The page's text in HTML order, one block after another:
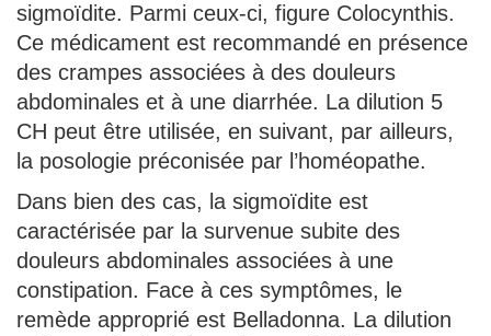
sigmoïdite. Parmi ceux-ci, figure Colocynthis.
Ce médicament est recommandé en présence
des crampes associées à des douleurs
abdominales et à une diarrhée. La dilution 5
CH peut être utilisée, en suivant, par ailleurs,
la posologie préconisée par l’homéopathe.
Dans bien des cas, la sigmoïdite est
caractérisée par la survenue subite des
douleurs abdominales associées à une
constipation. Face à ces symptômes, le
remède approprié est Belladonna. La dilution